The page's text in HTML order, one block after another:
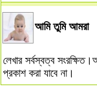
আমি তুমি আমরা
লেখার সর্বস্বত্ব
প্রকাশ করা যাবে না।